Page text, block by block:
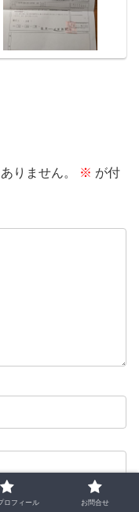
りません。 ※ が付
ロフィール お問合せ